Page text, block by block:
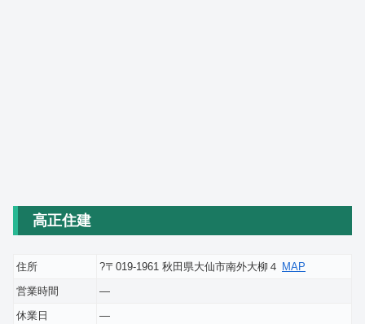
高正住建
住所 ?〒019-1961 秋田県大仙市南外大柳４ MAP
営業時間
―
休業日
―